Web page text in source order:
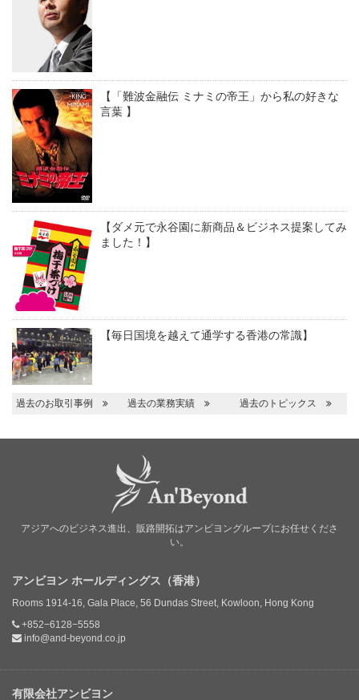
【「難波金融伝 ミナミの帝王」から私の好きな
言葉 】
【ダメ元で永谷園に新商品＆ビジネス提案してみ
ました！】
【毎日国境を越えて通学する香港の常識】
過去のお取引事例 過去の業務実績 過去のトピックス
アジアへのビジネス進出、販路開拓はアンビヨングループにお任せくださ
い。
アンビヨン ホールディングス（香港）
Rooms 1914-16, Gala Place, 56 Dundas Street, Kowloon, Hong Kong
+852−6128−5558
info@and-beyond.co.jp
有限会社アンビヨン